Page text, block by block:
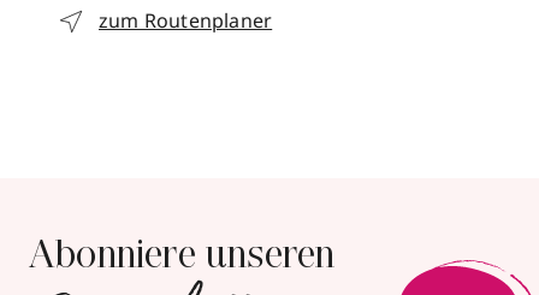
zum Routenplaner
Abonniere unseren